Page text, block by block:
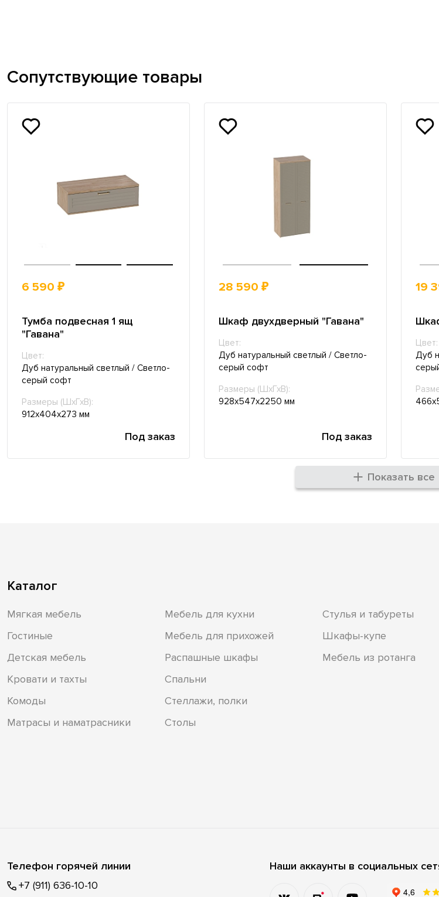
Сопутствующие товары
6 590 ₽
Тумба подвесная 1 ящ
"Гавана"
Цвет:
Дуб натуральный светлый / Светло-
серый софт
Размеры (ШхГхВ):
912х404х273 мм
Под заказ
28 590 ₽
Шкаф двухдверный "Гавана"
Цвет:
Дуб натуральный светлый / Светло-
серый софт
Размеры (ШхГхВ):
928х547х2250 мм
Под заказ
19
Цвет:
Дуб
Показать все
Каталог
Мягкая мебель
Гостиные
Детская мебель
Кровати и тахты
Комоды
Матрасы и наматрасники
Мебель для кухни
Мебель для прихожей
Распашные шкафы
Спальни
Стеллажи, полки
Столы
Стулья и табуреты
Шкафы-купе
Мебель из ротанга
Телефон горячей линии
+7 (911) 636-10-10
Наши аккаунты в социальных